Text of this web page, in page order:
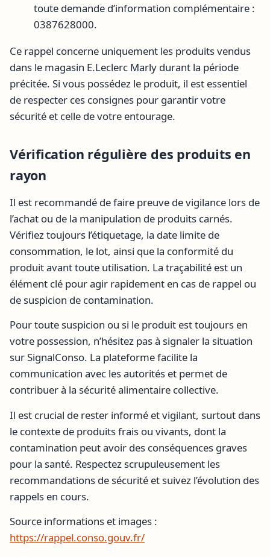
toute demande d’information complémentaire :
0387628000.
Ce rappel concerne uniquement les produits vendus
dans le magasin E.Leclerc Marly durant la période
précitée. Si vous possédez le produit, il est essentiel
de respecter ces consignes pour garantir votre
sécurité et celle de votre entourage.
Vérification régulière des produits en
rayon
Il est recommandé de faire preuve de vigilance lors de
l’achat ou de la manipulation de produits carnés.
Vérifiez toujours l’étiquetage, la date limite de
consommation, le lot, ainsi que la conformité du
produit avant toute utilisation. La traçabilité est un
élément clé pour agir rapidement en cas de rappel ou
de suspicion de contamination.
Pour toute suspicion ou si le produit est toujours en
votre possession, n’hésitez pas à signaler la situation
sur SignalConso. La plateforme facilite la
communication avec les autorités et permet de
contribuer à la sécurité alimentaire collective.
Il est crucial de rester informé et vigilant, surtout dans
le contexte de produits frais ou vivants, dont la
contamination peut avoir des conséquences graves
pour la santé. Respectez scrupuleusement les
recommandations de sécurité et suivez l’évolution des
rappels en cours.
Source informations et images :
https://rappel.conso.gouv.fr/